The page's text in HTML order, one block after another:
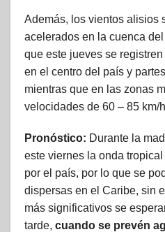
Además, los vientos alisios
acelerados en la cuenca
que este jueves se
en el centro del país y
mientras que en las zonas
velocidades de 60 – 85 km/
Pronóstico: Durante la
este viernes la onda
por el país, por lo que se
dispersas en el Caribe, sin
más significativos se
tarde, cuando se prevén